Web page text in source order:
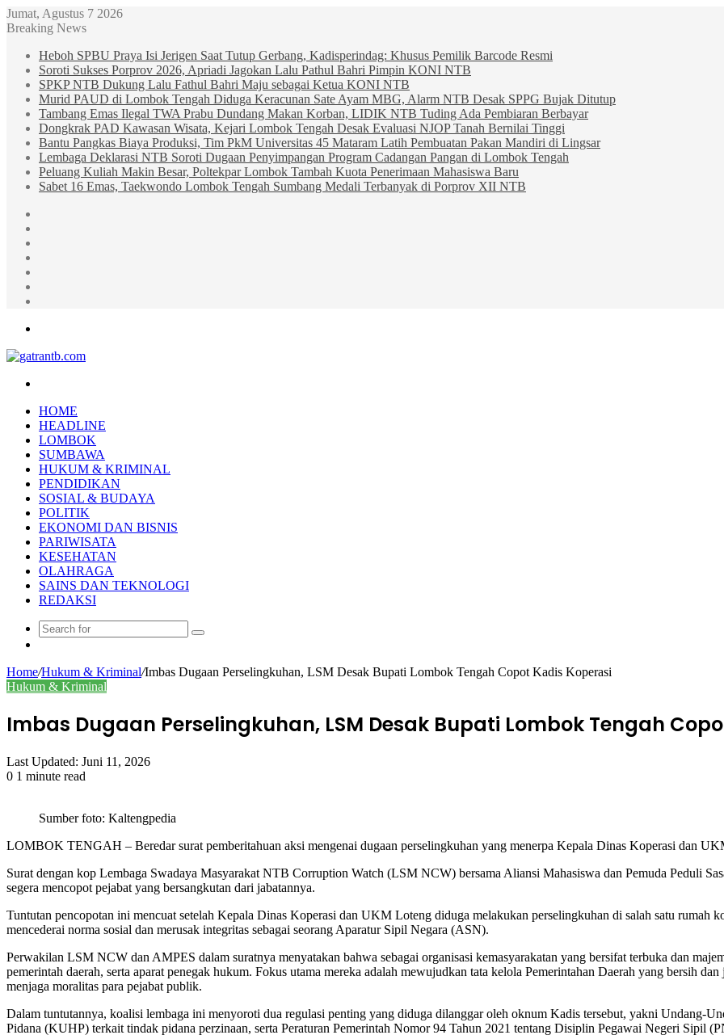
Jumat, Agustus 7 2026
Breaking News
Heboh SPBU Praya Isi Jerigen Saat Tutup Gerbang, Kadisperindag: Khusus Pemilik Barcode Resmi
Soroti Sukses Porprov 2026, Apriadi Jagokan Lalu Pathul Bahri Pimpin KONI NTB
SPKP NTB Dukung Lalu Fathul Bahri Maju sebagai Ketua KONI NTB
Murid PAUD di Lombok Tengah Diduga Keracunan Sate Ayam MBG, Alarm NTB Desak SPPG Bujak Ditutup
Tambang Emas Ilegal TWA Prabu Dundang Makan Korban, LIDIK NTB Tuding Ada Pembiaran Berbayar
Dongkrak PAD Kawasan Wisata, Kejari Lombok Tengah Desak Evaluasi NJOP Tanah Bernilai Tinggi
Bantu Pangkas Biaya Produksi, Tim PkM Universitas 45 Mataram Latih Pembuatan Pakan Mandiri di Lingsar
Lembaga Deklarasi NTB Soroti Dugaan Penyimpangan Program Cadangan Pangan di Lombok Tengah
Peluang Kuliah Makin Besar, Poltekpar Lombok Tambah Kuota Penerimaan Mahasiswa Baru
Sabet 16 Emas, Taekwondo Lombok Tengah Sumbang Medali Terbanyak di Porprov XII NTB
HOME
HEADLINE
LOMBOK
SUMBAWA
HUKUM & KRIMINAL
PENDIDIKAN
SOSIAL & BUDAYA
POLITIK
EKONOMI DAN BISNIS
PARIWISATA
KESEHATAN
OLAHRAGA
SAINS DAN TEKNOLOGI
REDAKSI
Search
Home/Hukum & Kriminal/Imbas Dugaan Perselingkuhan, LSM Desak Bupati Lombok Tengah Copot Kadis Koperasi
Hukum & Kriminal
Imbas Dugaan Perselingkuhan, LSM Desak Bupati Lombok Tengah
Last Updated: Juni 11, 2026
0 1 minute read
Sumber foto: Kaltengpedia
LOMBOK TENGAH – Beredar surat pemberitahuan aksi mengenai dugaan perselingkuhan yang menerpa Kepala Dinas Koperasi dan
​Surat dengan kop Lembaga Swadaya Masyarakat NTB Corruption Watch (LSM NCW) bersama Aliansi Mahasiswa dan Pemuda Peduli
segera mencopot pejabat yang bersangkutan dari jabatannya.
​Tuntutan pencopotan ini mencuat setelah Kepala Dinas Koperasi dan UKM Loteng diduga melakukan perselingkuhan di salah satu rumah
mencederai norma sosial dan merusak integritas sebagai seorang Aparatur Sipil Negara (ASN).
​Perwakilan LSM NCW dan AMPES dalam suratnya menyatakan bahwa sebagai organisasi kemasyarakatan yang bersifat terbuka dan
pemerintah daerah, serta aparat penegak hukum. Fokus utama mereka adalah mewujudkan tata kelola Pemerintahan Daerah yang bersih
menjaga moralitas para pejabat publik.
​Dalam tuntutannya, koalisi lembaga ini menyoroti dua regulasi penting yang diduga dilanggar oleh oknum Kadis tersebut, yakni Undang-
Pidana (KUHP) terkait tindak pidana perzinaan, serta Peraturan Pemerintah Nomor 94 Tahun 2021 tentang Disiplin Pegawai Negeri Sipil